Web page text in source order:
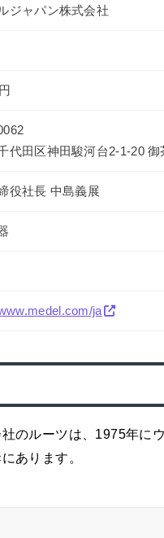
ジャパン株式会社
代田区神田駿河台2-1-20
役社長 中島義展
ja
のルーツは、1975年に
あります。